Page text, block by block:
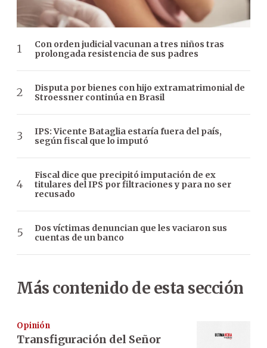
Con orden judicial vacunan a tres niños tras
prolongada resistencia de sus padres
Disputa por bienes con hijo extramatrimonial de
Stroessner continúa en Brasil
IPS: Vicente Bataglia estaría fuera del país,
según fiscal que lo imputó
Fiscal dice que precipitó imputación de ex
titulares del IPS por filtraciones y para no ser
recusado
Dos víctimas denuncian que les vaciaron sus
cuentas de un banco
Más contenido de esta sección
Opinión
Transfiguración del Señor